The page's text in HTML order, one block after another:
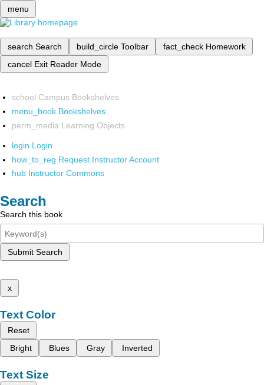
menu
search Search build_circle Toolbar fact_check Homework
cancel Exit Reader Mode
school Campus Bookshelves
menu_book Bookshelves
perm_media Learning Objects
login Login
how_to_reg Request Instructor Account
hub Instructor Commons
Search
Search this book
Submit Search
x
Text Color
Reset
Bright
Blues Gray Inverted
Text Size